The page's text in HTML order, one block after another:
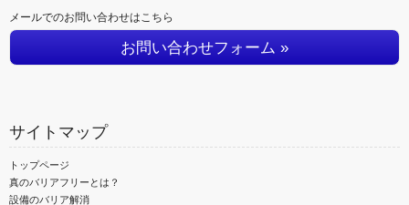
メールでのお問い合わせはこちら
お問い合わせフォーム »
サイトマップ
トップページ
真のバリアフリーとは？
設備のバリア解消